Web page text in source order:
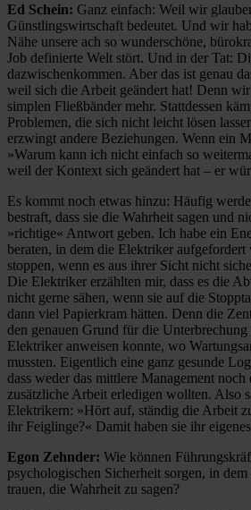
Ed Schein: Ganz einfach: Weil wir
Günstlingswirtschaft bedeutet. Und wir
Nähe unsere ach so wunderschöne,
Job definierte Welt stört. Und in der Tat:
dazwischenkommen. Aber das ist genau
weil sich die Arbeit geändert hat! Denn
simplen Fließbänder mehr. Stattdessen
Problemen, die sich nicht leicht lösen
erzwingt andere Beziehungen. Wenn ein
»Warum kann ich nicht einfach so
weil der Kontext sich geändert hat – er
Es kommt noch etwas hinzu: Häufig
bestraft, dass sie die Wahrheit sagen und
»richtige« Antwort geben. Ich habe ein
beraten, in dem die Elektriker aufgefordert
stoppen, wenn es aus ihrer Sicht nicht
Die Elektriker erzählten mir, dass es die
nicht gerne sähen, wenn sie auf die
dann viel Papierkram hätten. Denn die
den genauen Grund für die
Elektriker anweisen konnte, wo
mussten. Eigentlich eine ganz gesunde
dass weder das mittlere Management
zusätzliche Arbeit erledigen wollten. Also
Elektrikern: »Hört auf, ständig die Arbeit
ihr Feiglinge?« Damit haben sie ihr
Egon Zehnder: Wie können
psychologischen Sicherheit sorgen, in
trauen, die Wahrheit zu sagen?